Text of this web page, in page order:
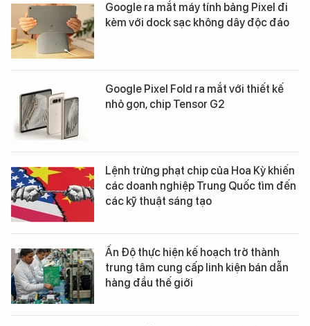
Google ra mắt máy tính bảng Pixel đi
kèm với dock sạc không dây độc đáo
Google Pixel Fold ra mắt với thiết kế
nhỏ gọn, chip Tensor G2
Lệnh trừng phạt chip của Hoa Kỳ khiến
các doanh nghiệp Trung Quốc tìm đến
các kỹ thuật sáng tạo
Ấn Độ thực hiện kế hoạch trở thành
trung tâm cung cấp linh kiện bán dẫn
hàng đầu thế giới